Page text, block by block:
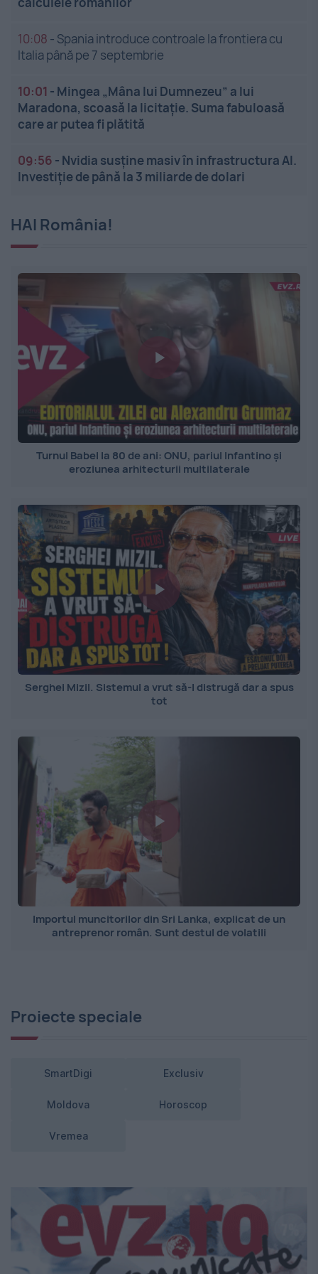
10:08 - Spania introduce controale la frontiera cu
Italia până pe 7 septembrie
10:01 - Mingea „Mâna lui Dumnezeu” a lui
Maradona, scoasă la licitație. Suma fabuloasă
care ar putea fi plătită
09:56 - Nvidia susține masiv în infrastructura AI.
Investiție de până la 3 miliarde de dolari
HAI România!
Turnul Babel la 80 de ani: ONU, pariul Infantino și
eroziunea arhitecturii multilaterale
Serghei Mizil. Sistemul a vrut să-l distrugă dar a spus
tot
Importul muncitorilor din Sri Lanka, explicat de un
antreprenor român. Sunt destul de volatili
Proiecte speciale
SmartDigi Exclusiv
Moldova Horoscop
Vremea